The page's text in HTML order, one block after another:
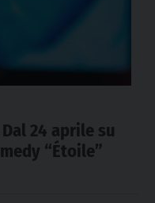
24 aprile su
“Étoile”